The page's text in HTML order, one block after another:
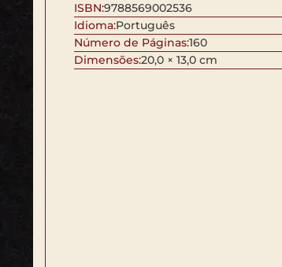
ISBN:9788569002536
Idioma:Português
Número de Páginas:160
Dimensões:20,0 × 13,0 cm